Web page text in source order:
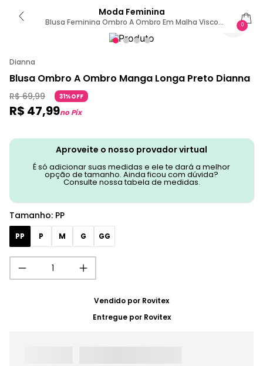
Moda Feminina
Blusa Feminina Ombro A Ombro Em Malha Visco
Dianna Preto PP / Preto
0
Dianna
Blusa Ombro A Ombro Manga Longa Preto Dianna
R$ 69,99 31%OFF
R$ 47,99no Pix
Aproveite o nosso provador virtual
É só adicionar suas medidas e ele te dará a melhor
opção de tamanho. Ainda ficou com dúvida?
Consulte nossa tabela de medidas.
Tamanho: PP
PP P M G GG
Vendido por Rovitex
Entregue por Rovitex